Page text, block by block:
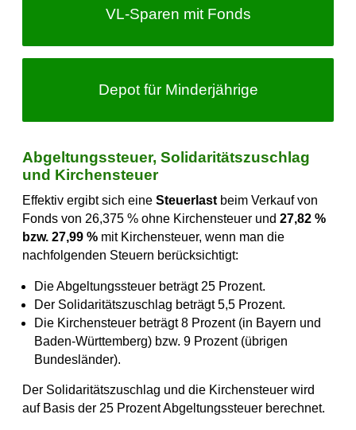
VL-Sparen mit Fonds
Depot für Minderjährige
Abgeltungssteuer, Solidaritätszuschlag
und Kirchensteuer
Effektiv ergibt sich eine Steuerlast beim Verkauf von
Fonds von 26,375 % ohne Kirchensteuer und 27,82 %
bzw. 27,99 % mit Kirchensteuer, wenn man die
nachfolgenden Steuern berücksichtigt:
Die Abgeltungssteuer beträgt 25 Prozent.
Der Solidaritätszuschlag beträgt 5,5 Prozent.
Die Kirchensteuer beträgt 8 Prozent (in Bayern und
Baden-Württemberg) bzw. 9 Prozent (übrigen
Bundesländer).
Der Solidaritätszuschlag und die Kirchensteuer wird
auf Basis der 25 Prozent Abgeltungssteuer berechnet.